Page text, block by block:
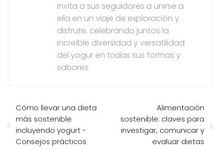
invita a sus seguidores a unirse a
ella en un viaje de exploración y
disfrute, celebrando juntos la
increíble diversidad y versatilidad
del yogur en todas sus formas y
sabores.
Cómo llevar una dieta
más sostenible
incluyendo yogurt -
Consejos prácticos
Alimentación
sostenible: claves para
investigar, comunicar y
evaluar dietas